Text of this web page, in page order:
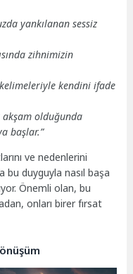
yankılanan sessiz
zihnimizin
kelimeleriyle kendini ifade
akşam olduğunda
başlar.”
ve nedenlerini
bu duyguyla nasıl başa
Önemli olan, bu
onları birer fırsat